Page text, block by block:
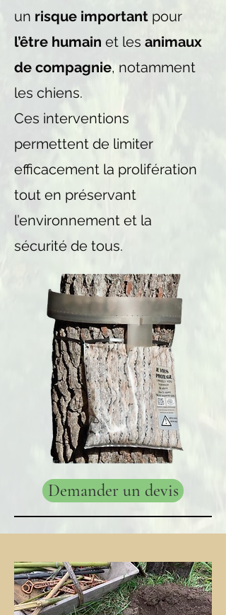
un risque important pour
l’être humain et les animaux
de compagnie, notamment
les chiens.
Ces interventions
permettent de limiter
efficacement la prolifération
tout en préservant
l’environnement et la
sécurité de tous.
Demander un devis